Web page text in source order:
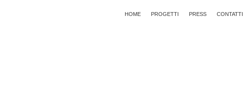
HOME PROGETTI PRESS CONTATTI